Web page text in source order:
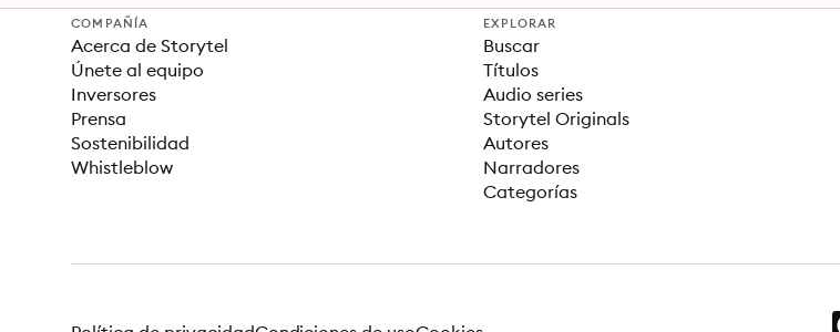
COMPAÑÍA
Acerca de Storytel
Únete al equipo
Inversores
Prensa
Sostenibilidad
Whistleblow
EXPLORAR
Buscar
Títulos
Audio series
Storytel Originals
Autores
Narradores
Categorías